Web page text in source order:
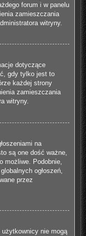
forum i w panelu
zamieszczania
witryny.
dotyczące
gdy tylko jest to
każdej strony
zamieszczania
witryny.
na
są one dość ważne,
możliwe. Podobnie,
ogłoszeń,
przez
nie mogą